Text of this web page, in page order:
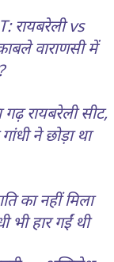
रायबरेली vs
वाराणसी में
गढ़ रायबरेली सीट,
ने छोड़ा था
का नहीं मिला
भी हार गईं थी